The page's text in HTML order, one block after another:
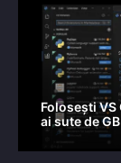
Folosești
ai sute de